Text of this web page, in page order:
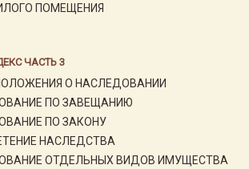
ПОМЕЩЕНИЯ
ЧАСТЬ 3
О НАСЛЕДОВАНИИ
ПО ЗАВЕЩАНИЮ
ПО ЗАКОНУ
НАСЛЕДСТВА
ОТДЕЛЬНЫХ ВИДОВ ИМУЩЕСТВА